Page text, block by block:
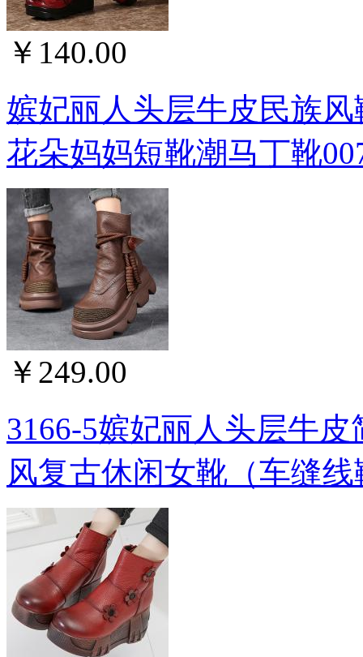
￥140.00
嫔妃丽人头层牛皮民族
花朵妈妈短靴潮马丁靴
￥249.00
3166-5嫔妃丽人头层牛
风复古休闲女靴（车缝线